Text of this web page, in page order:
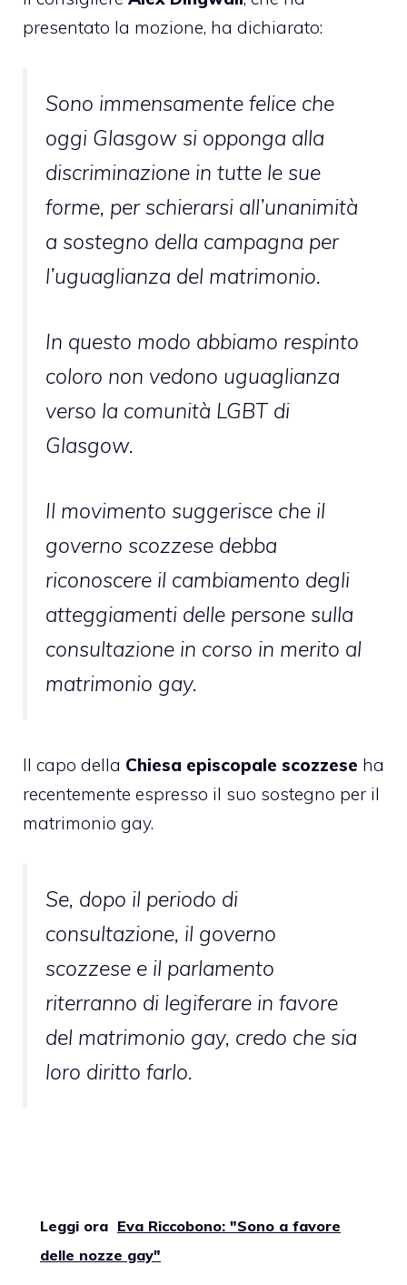
presentato la mozione, ha dichiarato:
Sono immensamente felice che
oggi Glasgow si opponga alla
discriminazione in tutte le sue
forme, per schierarsi all’unanimità
a sostegno della campagna per
l’uguaglianza del matrimonio.
In questo modo abbiamo respinto
coloro non vedono uguaglianza
verso la comunità LGBT di
Glasgow.
Il movimento suggerisce che il
governo scozzese debba
riconoscere il cambiamento degli
atteggiamenti delle persone sulla
consultazione in corso in merito al
matrimonio gay.
Il capo della Chiesa episcopale scozzese ha
recentemente espresso il suo sostegno per il
matrimonio gay.
Se, dopo il periodo di
consultazione, il governo
scozzese e il parlamento
riterranno di legiferare in favore
del matrimonio gay, credo che sia
loro diritto farlo.
Leggi ora Eva Riccobono: "Sono a favore
delle nozze gay"